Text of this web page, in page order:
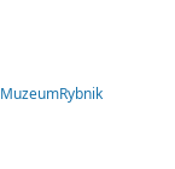
MuzeumRybnik